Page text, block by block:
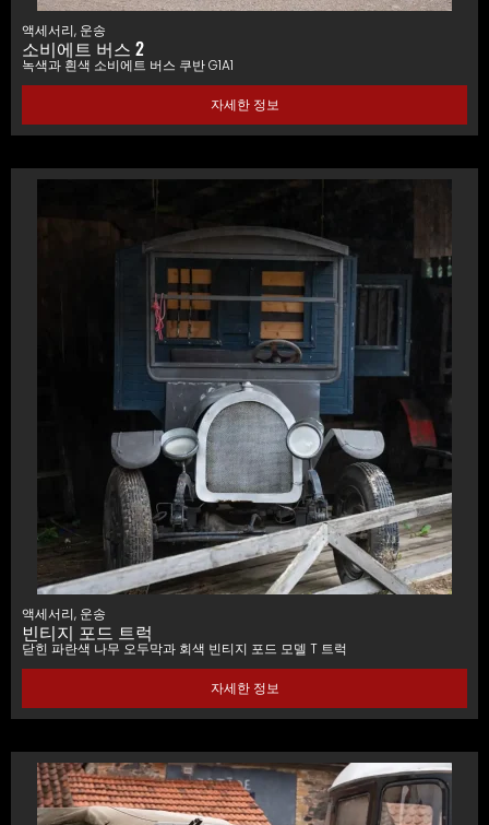
액세서리, 운송
소비에트 버스 2
녹색과 흰색 소비에트 버스 쿠반 G1A1
자세한 정보
액세서리, 운송
빈티지 포드 트럭
닫힌 파란색 나무 오두막과 회색 빈티지 포드 모델 T 트럭
자세한 정보